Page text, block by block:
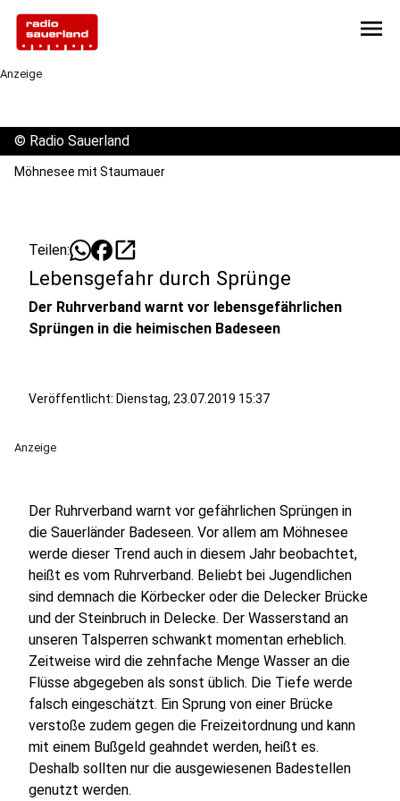
menu
Anzeige
© Radio Sauerland
Möhnesee mit Staumauer
Teilen: open_in_new
Lebensgefahr durch Sprünge
Der Ruhrverband warnt vor lebensgefährlichen
Sprüngen in die heimischen Badeseen
Veröffentlicht: Dienstag, 23.07.2019 15:37
Anzeige
Der Ruhrverband warnt vor gefährlichen Sprüngen in
die Sauerländer Badeseen. Vor allem am Möhnesee
werde dieser Trend auch in diesem Jahr beobachtet,
heißt es vom Ruhrverband. Beliebt bei Jugendlichen
sind demnach die Körbecker oder die Delecker Brücke
und der Steinbruch in Delecke. Der Wasserstand an
unseren Talsperren schwankt momentan erheblich.
Zeitweise wird die zehnfache Menge Wasser an die
Flüsse abgegeben als sonst üblich. Die Tiefe werde
falsch eingeschätzt. Ein Sprung von einer Brücke
verstoße zudem gegen die Freizeitordnung und kann
mit einem Bußgeld geahndet werden, heißt es.
Deshalb sollten nur die ausgewiesenen Badestellen
genutzt werden.